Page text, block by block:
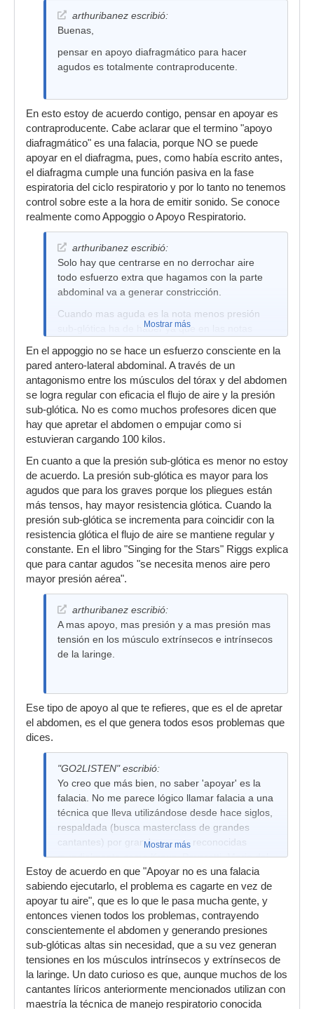
arthuribanez escribió:
Buenas,
pensar en apoyo diafragmático para hacer
agudos es totalmente contraproducente.
En esto estoy de acuerdo contigo, pensar en apoyar es
contraproducente. Cabe aclarar que el termino "apoyo
diafragmático" es una falacia, porque NO se puede
apoyar en el diafragma, pues, como había escrito antes,
el diafragma cumple una función pasiva en la fase
espiratoria del ciclo respiratorio y por lo tanto no tenemos
control sobre este a la hora de emitir sonido. Se conoce
realmente como Appoggio o Apoyo Respiratorio.
arthuribanez escribió:
Solo hay que centrarse en no derrochar aire
todo esfuerzo extra que hagamos con la parte
abdominal va a generar constricción.
Cuando mas aguda es la nota menos presión
sub-glótica ha de haber ya que en las notas
y esto hace que aire que necesite para vibrar
libremente sea mínimo.
Mostrar más
En el appoggio no se hace un esfuerzo consciente en la
pared antero-lateral abdominal. A través de un
antagonismo entre los músculos del tórax y del abdomen
se logra regular con eficacia el flujo de aire y la presión
sub-glótica. No es como muchos profesores dicen que
hay que apretar el abdomen o empujar como si
estuvieran cargando 100 kilos.
En cuanto a que la presión sub-glótica es menor no estoy
de acuerdo. La presión sub-glótica es mayor para los
agudos que para los graves porque los pliegues están
más tensos, hay mayor resistencia glótica. Cuando la
presión sub-glótica se incrementa para coincidir con la
resistencia glótica el flujo de aire se mantiene regular y
constante. En el libro "Singing for the Stars" Riggs explica
que para cantar agudos "se necesita menos aire pero
mayor presión aérea".
arthuribanez escribió:
A mas apoyo, mas presión y a mas presión mas
tensión en los músculo extrínsecos e intrínsecos
de la laringe.
Ese tipo de apoyo al que te refieres, que es el de apretar
el abdomen, es el que genera todos esos problemas que
dices.
"GO2LISTEN" escribió:
Yo creo que más bien, no saber 'apoyar' es la
falacia. No me parece lógico llamar falacia a una
técnica que lleva utilizándose desde hace siglos,
respaldada (busca masterclass de grandes
cantantes) por grandes voces reconocidas
mundialmente como Kraus, Pavarotti, Mario del
Mónaco, Caruso, Caballé... entre otros
muchísimos. Apoyar no es una falacia sabiendo
ejecutarlo, el problema es 'cagarte' en vez de
apoyar tu aire; que al final es la suma de muchos
factores para hacer el canto más automático.
Mostrar más
Estoy de acuerdo en que "Apoyar no es una falacia
sabiendo ejecutarlo, el problema es cagarte en vez de
apoyar tu aire", que es lo que le pasa mucha gente, y
entonces vienen todos los problemas, contrayendo
conscientemente el abdomen y generando presiones
sub-glóticas altas sin necesidad, que a su vez generan
tensiones en los músculos intrínsecos y extrínsecos de
la laringe. Un dato curioso es que, aunque muchos de los
cantantes líricos anteriormente mencionados utilizan con
maestría la técnica de manejo respiratorio conocida